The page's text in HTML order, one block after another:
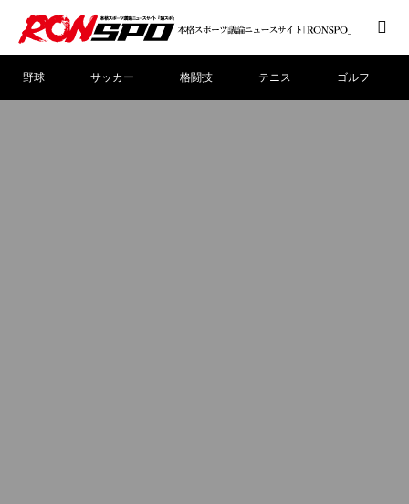
野球 サッカー 格闘技 テニス ゴルフ